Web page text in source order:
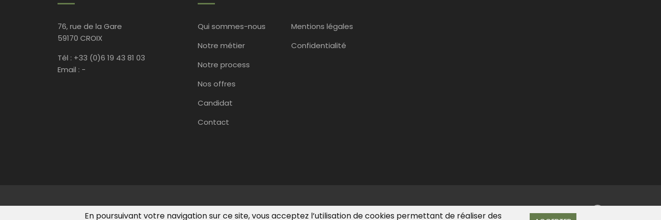
En poursuivant votre navigation sur ce site, vous acceptez l’utilisation de cookies permettant de réaliser des
76, rue de la Gare
59170 CROIX
Tél : +33 (0)6 19 43 81 03
Email : -
Qui sommes-nous
Notre métier
Notre process
Nos offres
Candidat
Contact
Mentions légales
Confidentialité
Site réalisé par Karbone 14